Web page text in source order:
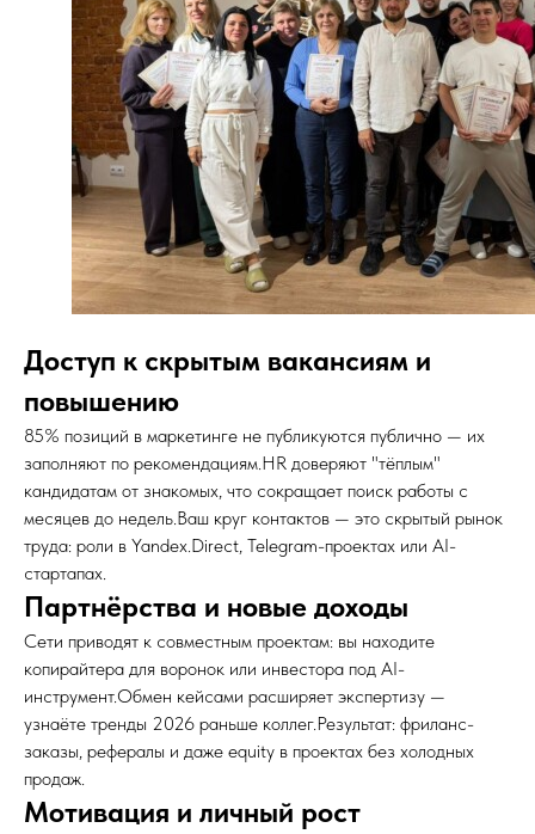
Доступ к скрытым вакансиям и
повышению
85% позиций в маркетинге не публикуются публично — их
заполняют по рекомендациям.HR доверяют "тёплым"
кандидатам от знакомых, что сокращает поиск работы с
месяцев до недель.Ваш круг контактов — это скрытый рынок
труда: роли в Yandex.Direct, Telegram-проектах или AI-
стартапах.
Партнёрства и новые доходы
Сети приводят к совместным проектам: вы находите
копирайтера для воронок или инвестора под AI-
инструмент.Обмен кейсами расширяет экспертизу —
узнаёте тренды 2026 раньше коллег.Результат: фриланс-
заказы, рефералы и даже equity в проектах без холодных
продаж.
Мотивация и личный рост